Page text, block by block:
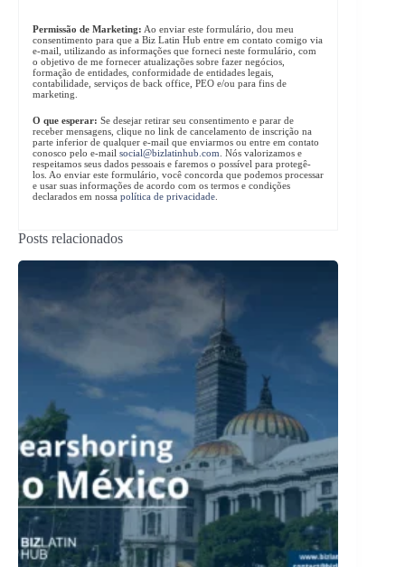
Permissão de Marketing: Ao enviar este formulário, dou meu
consentimento para que a Biz Latin Hub entre em contato comigo via
e-mail, utilizando as informações que forneci neste formulário, com
o objetivo de me fornecer atualizações sobre fazer negócios,
formação de entidades, conformidade de entidades legais,
contabilidade, serviços de back office, PEO e/ou para fins de
marketing.
O que esperar: Se desejar retirar seu consentimento e parar de
receber mensagens, clique no link de cancelamento de inscrição na
parte inferior de qualquer e-mail que enviarmos ou entre em contato
conosco pelo e-mail social@bizlatinhub.com . Nós valorizamos e
respeitamos seus dados pessoais e faremos o possível para protegê-
los. Ao enviar este formulário, você concorda que podemos processar
e usar suas informações de acordo com os termos e condições
declarados em nossa política de privacidade
Posts relacionados